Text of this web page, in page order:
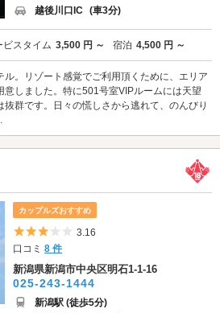
越後川口IC (車3分)
ビスタイム 3,500 円 ～ 宿泊 4,500 円 ～
ル。リゾート感覚でご利用頂くために、エリア
しました。特に501号室VIPルームには天望
群です。日々の慌しさから逃れて、のんびり
カップルズおすすめ
5つ星のうち3
3.16
口コミ8 件
新潟県新潟市中央区明石1-1-16
025-243-1444
新潟駅 (徒歩5分)